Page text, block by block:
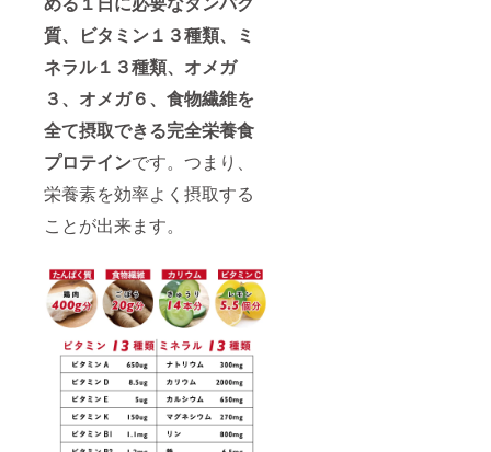
質、ビタミン１３種類、ミ
ネラル１３種類、オメガ
３、オメガ６、食物繊維を
全て摂取できる完全栄養食
プロテインです。つまり、
栄養素を効率よく摂取する
ことが出来ます。